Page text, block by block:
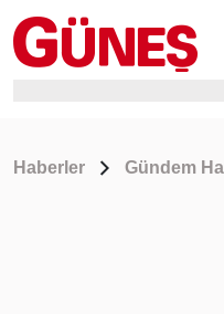
Haberler Gündem